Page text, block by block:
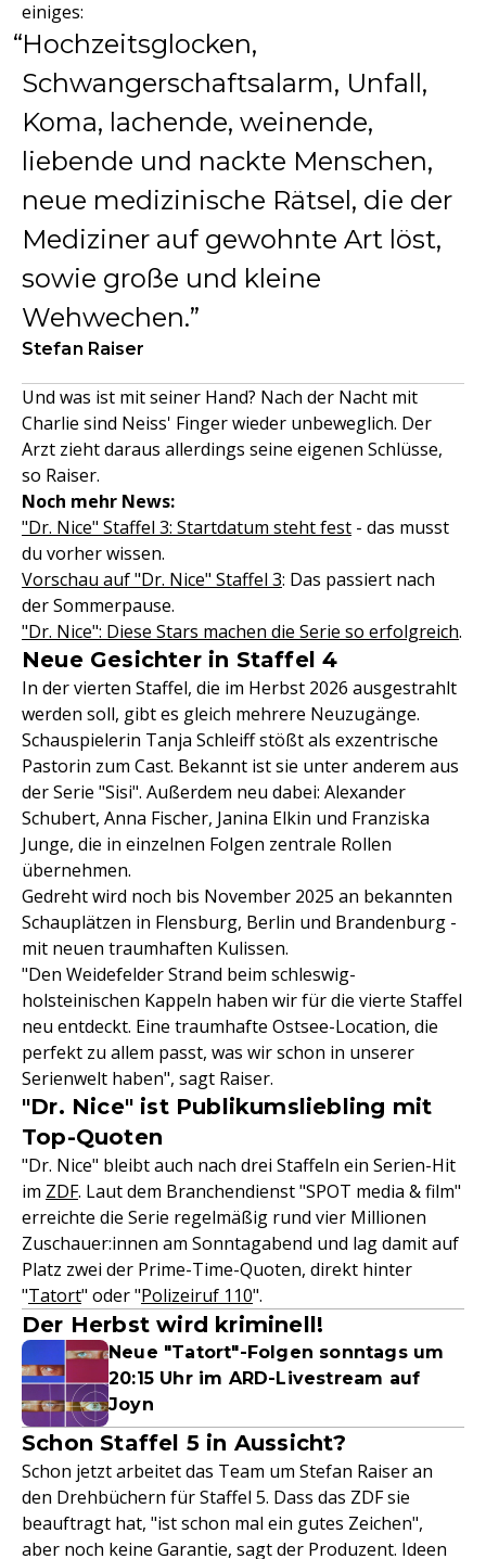
einiges:
Hochzeitsglocken,
Schwangerschaftsalarm, Unfall,
Koma, lachende, weinende,
liebende und nackte Menschen,
neue medizinische Rätsel, die der
Mediziner auf gewohnte Art löst,
sowie große und kleine
Wehwechen.
Stefan Raiser
Und was ist mit seiner Hand? Nach der Nacht mit
Charlie sind Neiss' Finger wieder unbeweglich. Der
Arzt zieht daraus allerdings seine eigenen Schlüsse,
so Raiser.
Noch mehr News:
"Dr. Nice" Staffel 3: Startdatum steht fest - das musst
du vorher wissen.
Vorschau auf "Dr. Nice" Staffel 3: Das passiert nach
der Sommerpause.
"Dr. Nice": Diese Stars machen die Serie so erfolgreich.
Neue Gesichter in Staffel 4
In der vierten Staffel, die im Herbst 2026 ausgestrahlt
werden soll, gibt es gleich mehrere Neuzugänge.
Schauspielerin Tanja Schleiff stößt als exzentrische
Pastorin zum Cast. Bekannt ist sie unter anderem aus
der Serie "Sisi". Außerdem neu dabei: Alexander
Schubert, Anna Fischer, Janina Elkin und Franziska
Junge, die in einzelnen Folgen zentrale Rollen
übernehmen.
Gedreht wird noch bis November 2025 an bekannten
Schauplätzen in Flensburg, Berlin und Brandenburg -
mit neuen traumhaften Kulissen.
"Den Weidefelder Strand beim schleswig-
holsteinischen Kappeln haben wir für die vierte Staffel
neu entdeckt. Eine traumhafte Ostsee-Location, die
perfekt zu allem passt, was wir schon in unserer
Serienwelt haben", sagt Raiser.
"Dr. Nice" ist Publikumsliebling mit
Top-Quoten
"Dr. Nice" bleibt auch nach drei Staffeln ein Serien-Hit
im ZDF. Laut dem Branchendienst "SPOT media & film"
erreichte die Serie regelmäßig rund vier Millionen
Zuschauer:innen am Sonntagabend und lag damit auf
Platz zwei der Prime-Time-Quoten, direkt hinter
"Tatort" oder "Polizeiruf 110".
Der Herbst wird kriminell!
Neue "Tatort"-Folgen sonntags um
20:15 Uhr im ARD-Livestream auf
Joyn
Schon Staffel 5 in Aussicht?
Schon jetzt arbeitet das Team um Stefan Raiser an
den Drehbüchern für Staffel 5. Dass das ZDF sie
beauftragt hat, "ist schon mal ein gutes Zeichen",
aber noch keine Garantie, sagt der Produzent. Ideen